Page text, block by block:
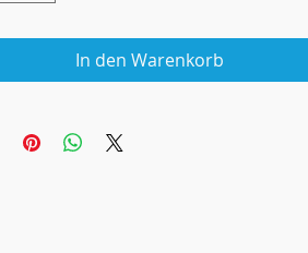
In den Warenkorb